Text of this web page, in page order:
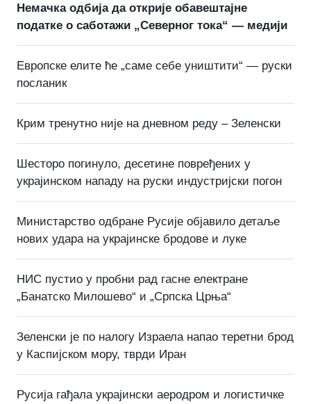
Немачка одбија да открије обавештајне
податке о саботажи „Северног тока“ — медији
Европске елите ће „саме себе уништити“ — руски
посланик
Крим тренутно није на дневном реду – Зеленски
Шесторо погинуло, десетине повређених у
украјинском нападу на руски индустријски погон
Министарство одбране Русије објавило детаље
нових удара на украјинске бродове и луке
НИС пустио у пробни рад гасне електране
„Банатско Милошево“ и „Српска Црња“
Зеленски је по налогу Израела напао теретни брод
у Каспијском мору, тврди Иран
Русија гађала украјински аеродром и логистичке